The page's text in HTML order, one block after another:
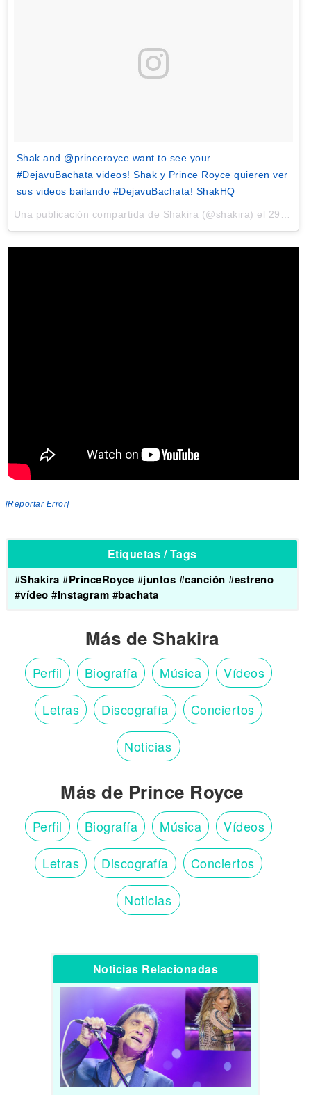
Shak and @princeroyce want to see your
#DejavuBachata videos! Shak y Prince Royce quieren ver
sus videos bailando #DejavuBachata! ShakHQ
Una publicación compartida de Shakira (@shakira) el 29 de Mar de 2017 a la(s) 12:41 PDT
[Reportar Error]
Etiquetas / Tags
#Shakira #PrinceRoyce #juntos #canción #estreno
#vídeo #Instagram #bachata
Más de Shakira
Perfil Biografía Música Vídeos
Letras Discografía Conciertos
Noticias
Más de Prince Royce
Perfil Biografía Música Vídeos
Letras Discografía Conciertos
Noticias
Noticias Relacionadas